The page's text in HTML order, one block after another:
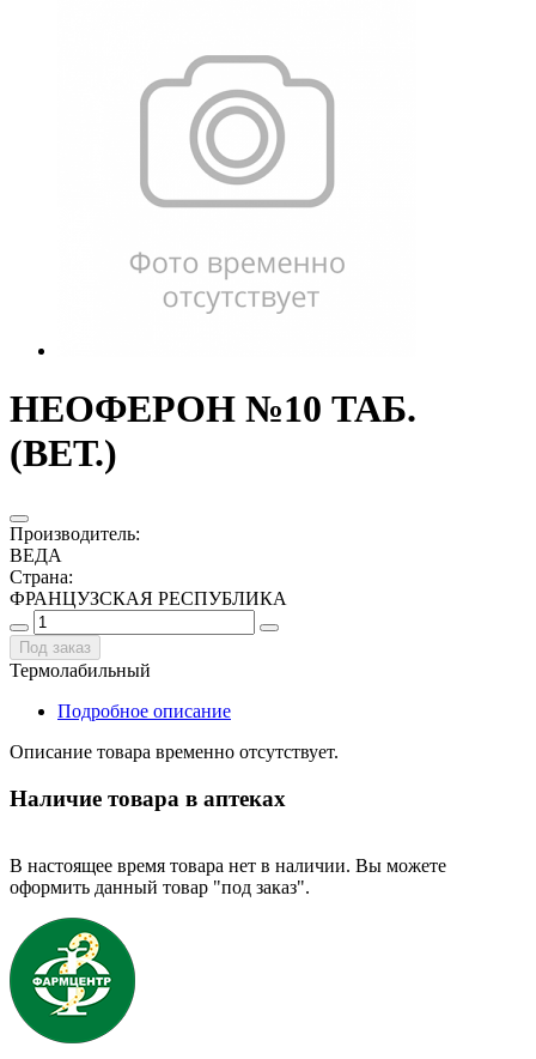
НЕОФЕРОН №10 ТАБ.
(ВЕТ.)
Производитель:
ВЕДА
Страна:
ФРАНЦУЗСКАЯ РЕСПУБЛИКА
Под заказ
Термолабильный
Подробное описание
Описание товара временно отсутствует.
Наличие товара в аптеках
В настоящее время товара нет в наличии. Вы можете
оформить данный товар "под заказ".